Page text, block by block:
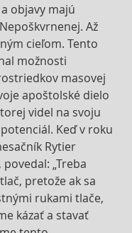
objavy majú
Až
cieľom. Tento
možnosti
masovej
apoštolské dielo
videl na svoju
Keď v roku
Rytier
„Treba
pretože ak sa
rukami tlače,
kázať a stavať